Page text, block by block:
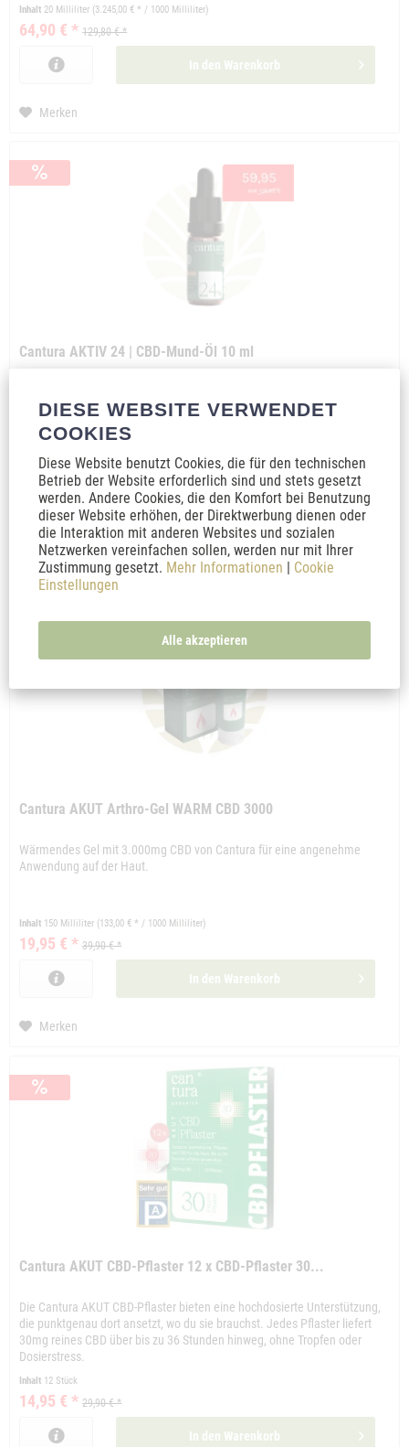
Inhalt 20 Milliliter (3.245,00 € * / 1000 Milliliter)
64,90 € * 129,80 € *
In den Warenkorb
Merken
Cantura AKTIV 24 | CBD-Mund-Öl 10 ml
Vorratsgröße erhältlich. Biologische und nachhaltigeHerstellung.
Inhalt10 Milliliter(5.995,00 € * / 1000 Milliliter)
59,95 € * 119,90 € *
In den Warenkorb
Merken
Cantura AKUT Arthro-Gel WARM CBD 3000
Wärmendes Gel mit 3.000mg CBD von Cantura für eine angenehme
Anwendung auf der Haut.
Inhalt 150 Milliliter (133,00 € * / 1000 Milliliter)
19,95 € * 39,90 € *
In den Warenkorb
Merken
Cantura AKUT CBD-Pflaster 12 x CBD-Pflaster 30...
Die Cantura AKUT CBD-Pflaster bieten eine hochdosierte Unterstützung,
die punktgenau dort ansetzt, wo du sie brauchst. Jedes Pflaster liefert
30mg reines CBD über bis zu 36 Stunden hinweg, ohne Tropfen oder
Dosierstress.
Inhalt 12 Stück
14,95 € * 29,90 € *
In den Warenkorb
DIESE WEBSITE VERWENDET
COOKIES
Diese Website benutzt Cookies, die für den technischen
Betrieb der Website erforderlich sind und stets gesetzt
werden. Andere Cookies, die den Komfort bei Benutzung
dieser Website erhöhen, der Direktwerbung dienen oder
die Interaktion mit anderen Websites und sozialen
Netzwerken vereinfachen sollen, werden nur mit Ihrer
Zustimmung gesetzt. Mehr Informationen | Cookie
Einstellungen
Alle akzeptieren